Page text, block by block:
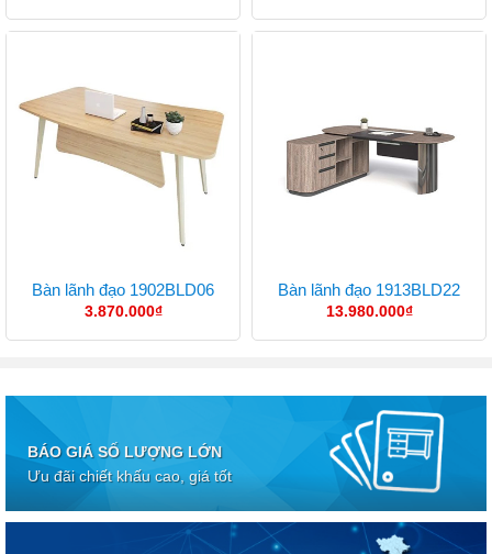
Bàn lãnh đạo 1902BLD06
3.870.000₫
Bàn lãnh đạo 1913BLD22
13.980.000₫
BÁO GIÁ SỐ LƯỢNG LỚN
Ưu đãi chiết khấu cao, giá tốt